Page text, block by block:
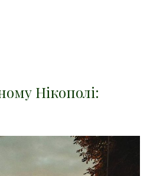
Нікополі: